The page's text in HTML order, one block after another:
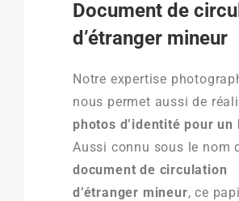
Document de
d’étranger mineur
Notre expertise
nous permet aussi de
photos d’identité pour un
Aussi connu sous le nom
document de circulation
d’étranger mineur, ce